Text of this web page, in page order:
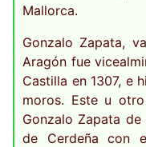
Mallorca.
Gonzalo Zapata,
Aragón fue
Castilla en 1307, e
moros. Este u
Gonzalo Zapata
de Cerdeña con